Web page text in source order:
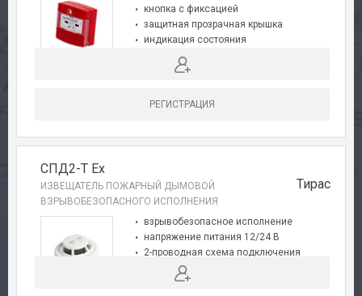
кнопка с фиксацией
защитная прозрачная крышка
индикация состояния
взрывобезопасное исполнение
соответствует требованиям EN-54
РЕГИСТРАЦИЯ
СПД2-Т Ex
ИЗВЕЩАТЕЛЬ ПОЖАРНЫЙ ДЫМОВОЙ
ВЗРЫВОБЕЗОПАСНОГО ИСПОЛНЕНИЯ
Тирас
взрывобезопасное исполнение
напряжение питания 12/24 В
2-проводная схема подключения
индикация состояния